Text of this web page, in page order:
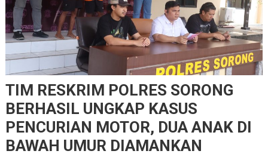
TIM RESKRIM POLRES SORONG
BERHASIL UNGKAP KASUS
PENCURIAN MOTOR, DUA ANAK DI
BAWAH UMUR DIAMANKAN